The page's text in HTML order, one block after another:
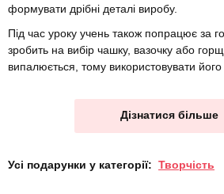
формувати дрібні деталі виробу.
Під час уроку учень також попрацює за
зробить на вибір чашку, вазочку або
випалюється, тому використовувати
Дізнатися більше
Усі подарунки у категорії: Творчість